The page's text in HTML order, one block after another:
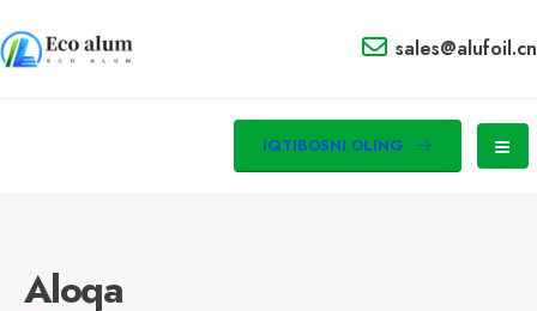
sales@alufoil.cn
IQTIBOSNI OLING
Aloqa